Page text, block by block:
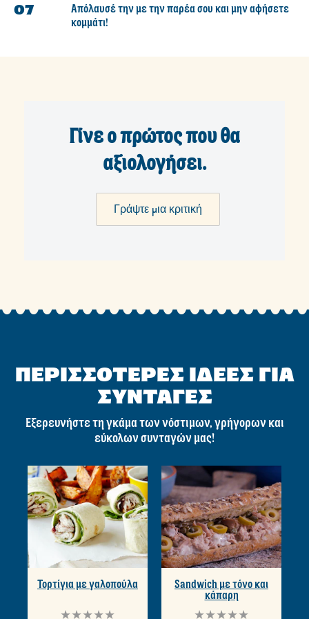
Απόλαυσέ την με την παρέα σου και μην αφήσετε
κομμάτι!
Γίνε ο πρώτος που θα
αξιολογήσει.
Γράψτε μια κριτική
ΠΕΡΙΣΣΟΤΕΡΕΣ ΙΔΕΕΣ ΓΙΑ
ΣΥΝΤΑΓΕΣ
Εξερευνήστε τη γκάμα των νόστιμων, γρήγορων και
εύκολων συνταγών μας!
Δεν
Τορτίγια με γαλοπούλα
Δεν
Sandwich με τόνο και
κάπαρη